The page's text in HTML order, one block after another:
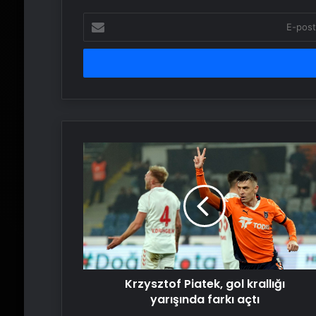
posta
adresinizi
Piatek,
gol
krallığı
yarışında
farkı
açtı
Krzysztof Piatek, gol krallığı
yarışında farkı açtı